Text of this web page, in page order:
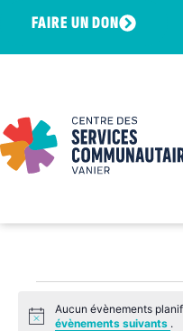
FAIRE UN DON
Notice
Aucun évènements
évènements suivants .